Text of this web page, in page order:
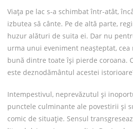
Viața pe lac s-a schimbat într-atât,
izbutea să cânte. Pe de altă parte,
huzur alături de suita ei. Dar nu
urma unui eveniment neașteptat, cea
bună dintre toate își pierde coroana.
este deznodământul acestei
Intempestivul, neprevăzutul și
punctele culminante ale povestirii și
comic de situație. Sensul